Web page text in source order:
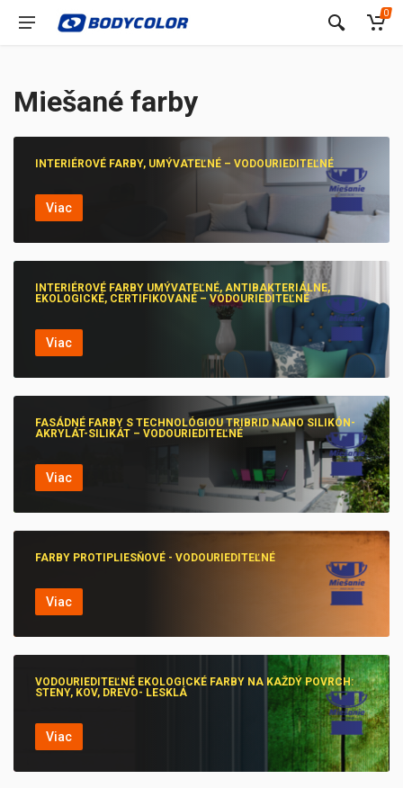
0
Miešané farby
INTERIÉROVÉ FARBY, UMÝVATEĽNÉ – VODOURIEDITEĽNÉ
Viac
INTERIÉROVÉ FARBY UMÝVATEĽNÉ, ANTIBAKTERIÁLNE,
EKOLOGICKÉ, CERTIFIKOVANÉ – VODOURIEDITEĽNÉ
Viac
FASÁDNÉ FARBY S TECHNOLÓGIOU TRIBRID NANO SILIKÓN-
AKRYLÁT-SILIKÁT – VODOURIEDITEĽNÉ
Viac
FARBY PROTIPLIESŇOVÉ - VODOURIEDITEĽNÉ
Viac
VODOURIEDITEĽNÉ EKOLOGICKÉ FARBY NA KAŽDÝ POVRCH:
STENY, KOV, DREVO- LESKLÁ
Viac